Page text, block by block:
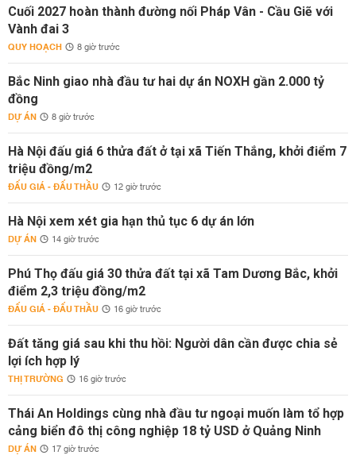
Cuối 2027 hoàn thành đường nối Pháp Vân - Cầu Giẽ với
Vành đai 3
QUY HOẠCH 8 giờ trước
Bắc Ninh giao nhà đầu tư hai dự án NOXH gần 2.000 tỷ
đồng
DỰ ÁN 8 giờ trước
Hà Nội đấu giá 6 thửa đất ở tại xã Tiến Thắng, khởi điểm 7
triệu đồng/m2
ĐẤU GIÁ - ĐẤU THẦU 12 giờ trước
Hà Nội xem xét gia hạn thủ tục 6 dự án lớn
DỰ ÁN 14 giờ trước
Phú Thọ đấu giá 30 thửa đất tại xã Tam Dương Bắc, khởi
điểm 2,3 triệu đồng/m2
ĐẤU GIÁ - ĐẤU THẦU 16 giờ trước
Đất tăng giá sau khi thu hồi: Người dân cần được chia sẻ
lợi ích hợp lý
THỊ TRƯỜNG 16 giờ trước
Thái An Holdings cùng nhà đầu tư ngoại muốn làm tổ hợp
cảng biển đô thị công nghiệp 18 tỷ USD ở Quảng Ninh
DỰ ÁN 17 giờ trước